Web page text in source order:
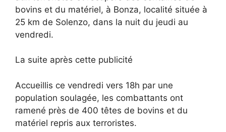
bovins et du matériel, à Bonza, localité située à
25 km de Solenzo, dans la nuit du jeudi au
vendredi.
La suite après cette publicité
Accueillis ce vendredi vers 18h par une
population soulagée, les combattants ont
ramené près de 400 têtes de bovins et du
matériel repris aux terroristes.